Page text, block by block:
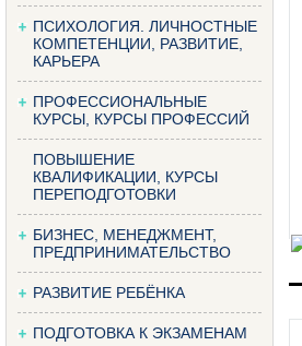
ПСИХОЛОГИЯ. ЛИЧНОСТНЫЕ
КОМПЕТЕНЦИИ, РАЗВИТИЕ,
КАРЬЕРА
ПРОФЕССИОНАЛЬНЫЕ
КУРСЫ, КУРСЫ ПРОФЕССИЙ
ПОВЫШЕНИЕ
КВАЛИФИКАЦИИ, КУРСЫ
ПЕРЕПОДГОТОВКИ
БИЗНЕС, МЕНЕДЖМЕНТ,
ПРЕДПРИНИМАТЕЛЬСТВО
РАЗВИТИЕ РЕБЁНКА
ПОДГОТОВКА К ЭКЗАМЕНАМ